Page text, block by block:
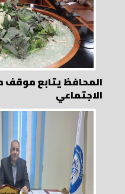
المحافظ يتابع موقف
الاجتماعي